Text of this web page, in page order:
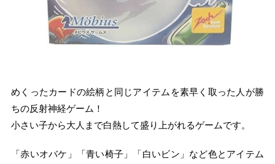
めくったカードの絵柄と同じアイテムを素早く取った人が勝
ちの反射神経ゲーム！
小さい子から大人まで白熱して盛り上がれるゲームです。
「赤いオバケ」「青い椅子」「白いビン」など色とアイテム